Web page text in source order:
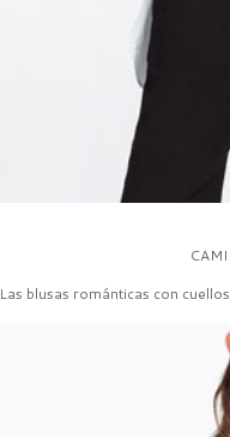
Las blusas románticas con